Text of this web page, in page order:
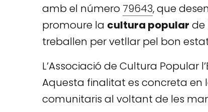
amb el número 79643, que
promoure la cultura popular de
treballen per vetllar pel bon
L’Associació de Cultura
Aquesta finalitat es concreta en
comunitaris al voltant de les